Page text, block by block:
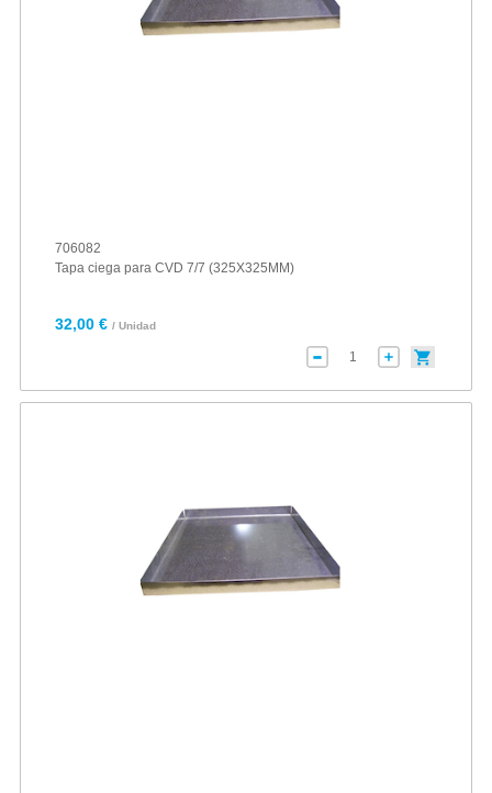
706082
Tapa ciega para CVD 7/7 (325X325MM)
32,00 € / Unidad